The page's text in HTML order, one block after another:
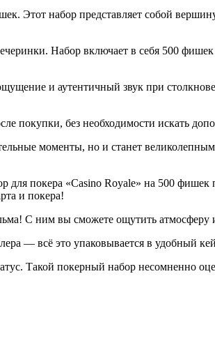
Этот набор представляет собой
Набор включает в себя 500
и аутентичный звук при
покупки, без необходимости искать
моменты, но и станет
для покера «Casino Royale» на 500
и покера!
С ним вы сможете ощутить атмосферу
— всё это упаковывается в удобный
Такой покерный набор несомненно